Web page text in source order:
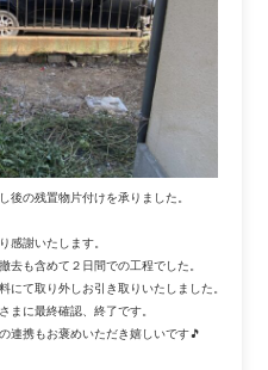
後の残置物片付けを承りました。
感謝いたします。
去も含めて２日間での工程でした。
にて取り外しお引き取りいたしました。
まに最終確認、終了です。
連携もお褒めいただき嬉しいです🎵